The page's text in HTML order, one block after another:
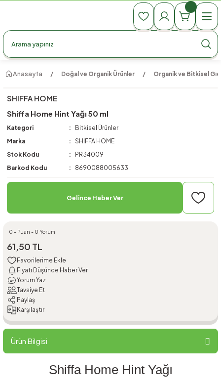
990 TL Üzeri Ücretsiz Kargo
990 TL Üzeri Ücretsiz Kargo
Anasayfa Doğal ve Organik Ürünler Organik ve Bitkisel
SHIFFA HOME
Shiffa Home Hint Yağı 50 ml
Kategori
Bitkisel Ürünler
Marka
SHIFFA HOME
Stok Kodu
PR34009
Barkod Kodu
8690088005633
Gelince Haber Ver
0 - Puan - 0 Yorum
61,50 TL
Fiyatı Düşünce Haber Ver
Yorum Yaz
Tavsiye Et
Paylaş
Karşılaştır
Ürün Bilgisi
Shiffa Home Hint Yağı